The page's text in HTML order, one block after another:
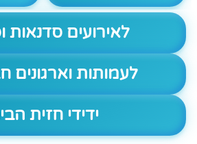
לאירועים סדנאות
לעמותות וארגונים
ידידי חזית